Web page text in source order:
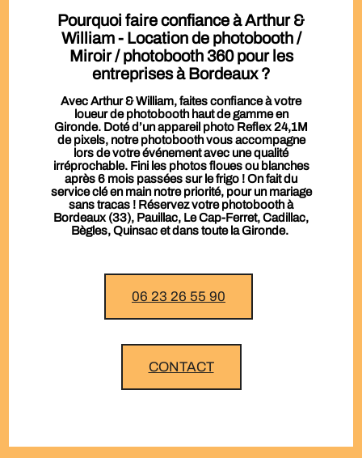
Pourquoi faire confiance à Arthur &
William - Location de photobooth /
Miroir / photobooth 360 pour les
entreprises à Bordeaux ?
Avec Arthur & William, faites confiance à votre
loueur de photobooth haut de gamme en
Gironde. Doté d’un appareil photo Reflex 24,1M
de pixels, notre photobooth vous accompagne
lors de votre événement avec une qualité
irréprochable. Fini les photos floues ou blanches
après 6 mois passées sur le frigo ! On fait du
service clé en main notre priorité, pour un mariage
sans tracas ! Réservez votre photobooth à
Bordeaux (33), Pauillac, Le Cap-Ferret, Cadillac,
Bègles, Quinsac et dans toute la Gironde.
06 23 26 55 90
CONTACT